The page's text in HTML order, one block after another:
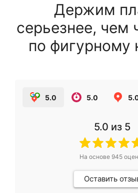
Держим
серьезнее, чем
по фигурному
5.0 5.0
5.0 из 5
На основе 945
Оставить